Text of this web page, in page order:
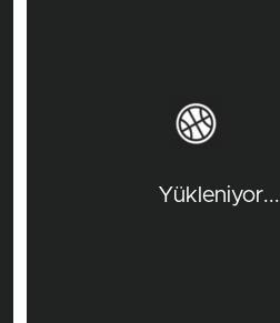
Yükleniyor...